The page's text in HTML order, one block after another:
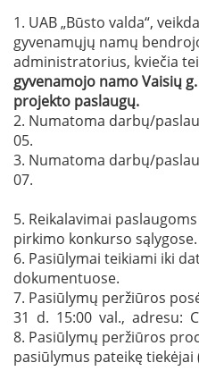
1. UAB „Būsto valda“,
gyvenamųjų namų
administratorius, kviečia
gyvenamojo namoVaisių g
projekto paslaugų.
2. Numatoma darbų/
05.
3. Numatoma darbų/
07.
5. Reikalavimai
pirkimo konkurso sąlygose.
6. Pasiūlymai teikiami iki
dokumentuose.
7. Pasiūlymų peržiūros
31 d. 15:00 val., adresu:
8. Pasiūlymų peržiūros
pasiūlymus pateikę